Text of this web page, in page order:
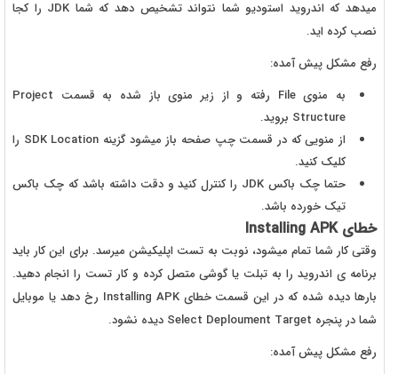
میدهد که اندروید استودیو شما نتواند تشخیص دهد که شما JDK را کجا
نصب کرده اید.
رفع مشکل پیش آمده:
به منوی File رفته و از زیر منوی باز شده به قسمت Project
Structure بروید.
از منویی که در قسمت چپ صفحه باز میشود گزینه SDK Location را
کلیک کنید.
حتما چک باکس JDK را کنترل کنید و دقت داشته باشد که چک باکس
تیک خورده باشد.
خطای Installing APK
وقتی کار شما تمام میشود، نوبت به تست اپلیکیشن میرسد. برای این کار باید
برنامه ی اندروید را به تبلت یا گوشی متصل کرده و کار تست را انجام دهید.
بارها دیده شده که در این قسمت خطای Installing APK رخ دهد یا موبایل
شما در پنجره Select Deploument Target دیده نشود.
رفع مشکل پیش آمده: